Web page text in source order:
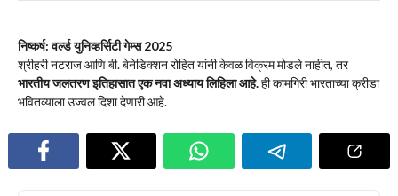
निष्कर्ष: वर्ल्ड युनिव्हर्सिटी गेम्स 2025
श्रीहरी नटराज आणि बी. बेनेडिक्शन रोहित यांनी केवळ विक्रम मोडले नाहीत, तर
भारतीय जलतरण इतिहासात एक नवा अध्याय लिहिला आहे.ही कामगिरी भारताच्या क्रीडा
भवितव्याला उज्वल दिशा देणारी आहे.